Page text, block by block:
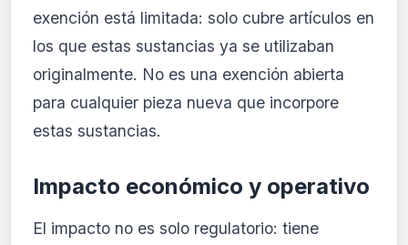
exención está limitada: solo cubre artículos en
los que estas sustancias ya se utilizaban
originalmente. No es una exención abierta
para cualquier pieza nueva que incorpore
estas sustancias.
Impacto económico y operativo
El impacto no es solo regulatorio: tiene